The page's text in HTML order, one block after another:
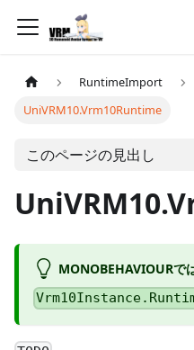
RuntimeImport
UniVRM10.Vrm10Runtime
このページの見出し
MONOBEHAVIOURで